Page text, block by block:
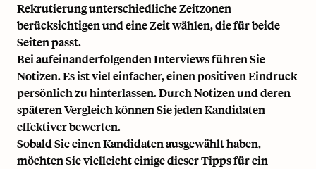
Rekrutierung unterschiedliche Zeitzonen
berücksichtigen und eine Zeit wählen, die für beide
Seiten passt.
Bei aufeinanderfolgenden Interviews führen Sie
Notizen. Es ist viel einfacher, einen positiven Eindruck
persönlich zu hinterlassen. Durch Notizen und deren
späteren Vergleich können Sie jeden Kandidaten
effektiver bewerten.
Sobald Sie einen Kandidaten ausgewählt haben,
möchten Sie vielleicht einige dieser Tipps für ein